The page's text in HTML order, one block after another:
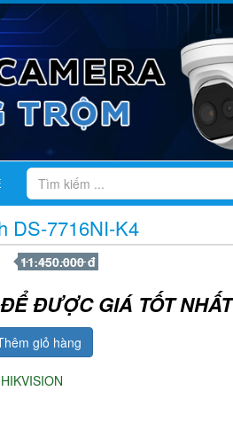
DS-7716NI-K4
11.450.000 đ
ĐƯỢC GIÁ TỐT NHẤT
giỏ hàng